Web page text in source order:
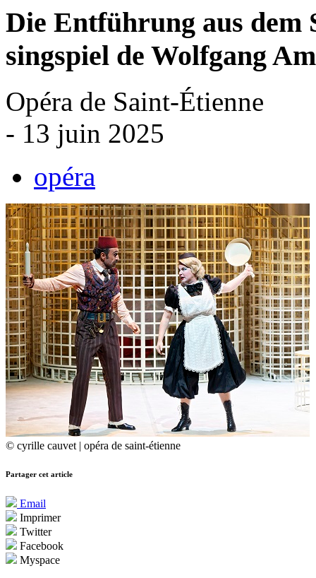
Die Entführung aus dem
singspiel de Wolfgang
Opéra de Saint-Étienne
- 13 juin 2025
opéra
© cyrille cauvet | opéra de saint-étienne
Partager cet article
Email
Imprimer
Twitter
Facebook
Myspace